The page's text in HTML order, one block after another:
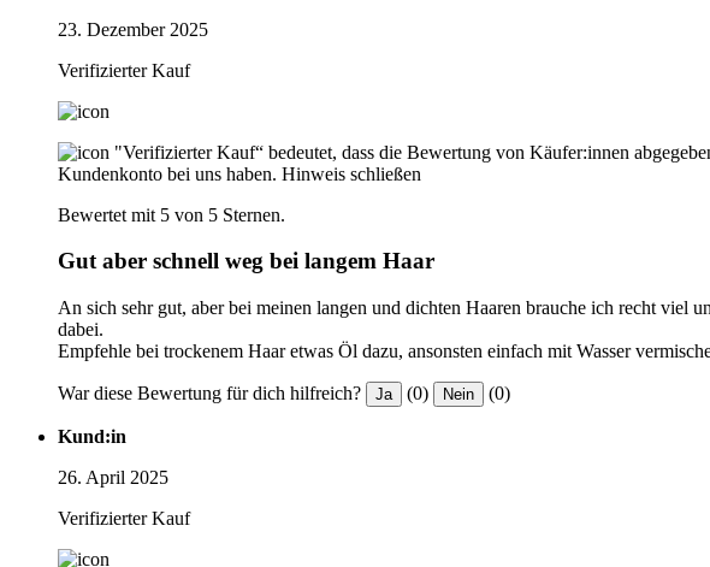
23. Dezember 2025
Verifizierter Kauf
"Verifizierter Kauf“ bedeutet, dass die Bewertung von Käufer:innen
Kundenkonto bei uns haben. Hinweis schließen
Bewertet mit 5 von 5 Sternen.
Gut aber schnell weg bei langem Haar
An sich sehr gut, aber bei meinen langen und dichten Haaren brauche ich recht
dabei.
Empfehle bei trockenem Haar etwas Öl dazu, ansonsten einfach mit Wasser
War diese Bewertung für dich hilfreich? Ja (0) Nein (0)
Kund:in
26. April 2025
Verifizierter Kauf